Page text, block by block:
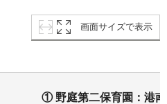
画面サイズで表示
① 野庭第二保育園：港